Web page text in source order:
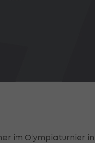
im Olympiaturnier